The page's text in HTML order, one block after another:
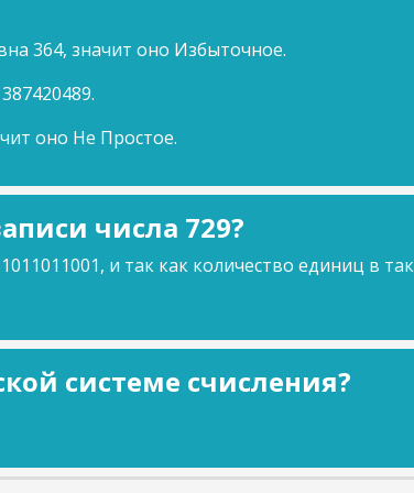
364, значит оно Избыточное.
оно Не Простое.
числа 729?
и так как количество единиц в
системе счисления?